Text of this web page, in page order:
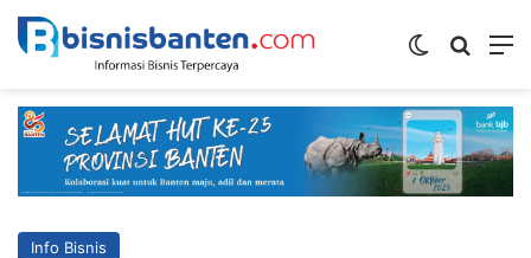
Switch skin
Info Bisnis